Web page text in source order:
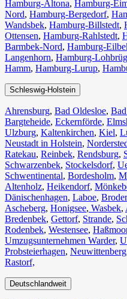
Hamburg-Altona, Hamburg-
Nord, Hamburg-Bergedorf,
Wandsbek, Hamburg-Billstedt,
Ottensen, Hamburg-Rahlstedt,
Barmbek-Nord, Hamburg-
Langenhorn, Hamburg-
Hamm, Hamburg-Lurup,
Schleswig-Holstein
Ahrensburg, Bad Oldesloe,
Bargteheide, Eckernförde,
Ulzburg, Kaltenkirchen, Kiel,
Neustadt in Holstein,
Ratekau, Reinbek, Rendsburg,
Schwarzenbek, Stockelsdorf,
Schwentinental, Bordesholm,
Altenholz, Heikendorf,
Dänischenhagen, Laboe,
Ascheberg, Honigsee, Wasbek,
Bredenbek, Gettorf, Strande,
Rodenbek, Westensee,
Umzugsunternehmen Warder,
Probsteierhagen, Neuwittenberg
Rastorf,
Deutschlandweit